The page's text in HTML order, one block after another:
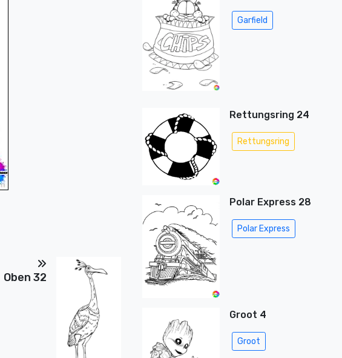
Oben 32
Garfield
Rettungsring 24
Rettungsring
Polar Express 28
Polar Express
Groot 4
Groot